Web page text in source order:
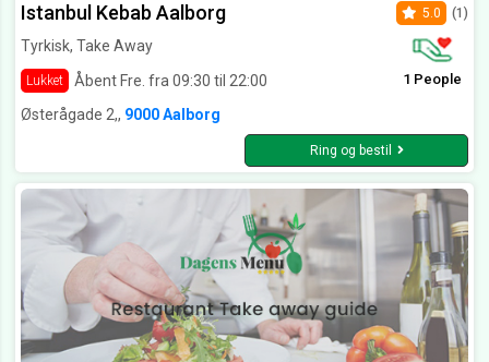
Istanbul Kebab Aalborg
Tyrkisk, Take Away
Lukket Åbent Fre. fra 09:30 til 22:00
5.0 (1)
1 People
Østerågade 2,, 9000 Aalborg
Ring og bestil